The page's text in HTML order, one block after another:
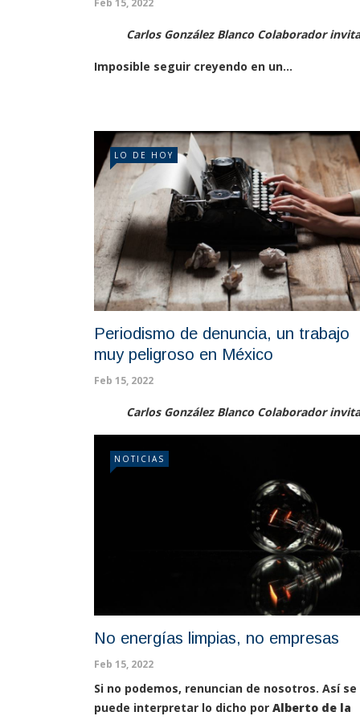
Feb 15, 2022
Carlos González Blanco Colaborador
Imposible seguir creyendo en un...
LO DE HOY
Periodismo de denuncia, un trabajo
muy peligroso en México
Feb 15, 2022
Carlos González Blanco Colaborador
NOTICIAS
No energías limpias, no empresas
Feb 15, 2022
Si no podemos, renuncian de nosotros. Así se
puede interpretar lo dicho por Alberto de la